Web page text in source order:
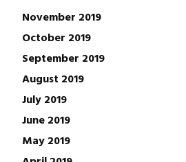
November 2019
October 2019
September 2019
August 2019
July 2019
June 2019
May 2019